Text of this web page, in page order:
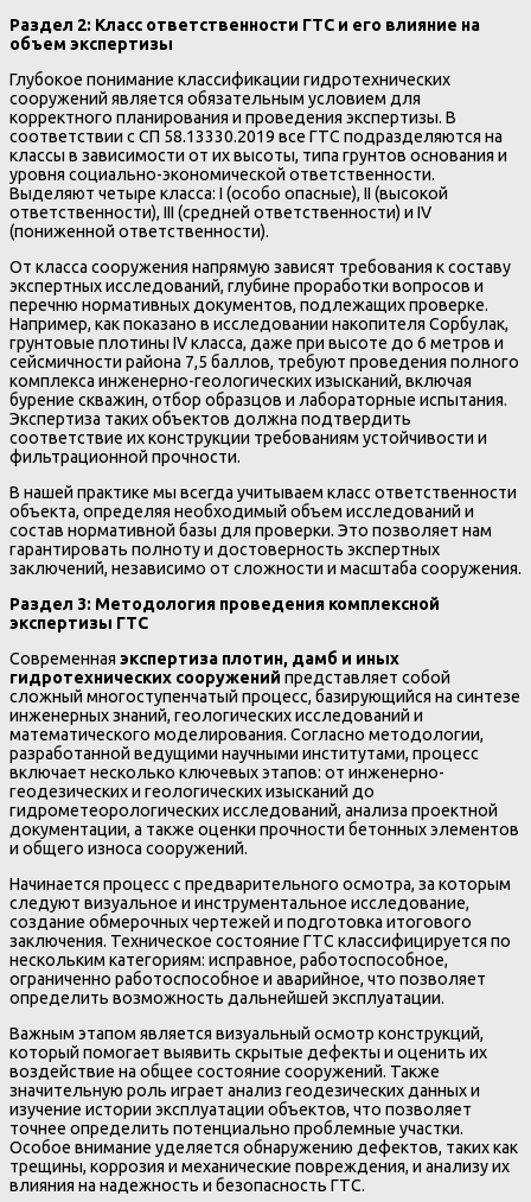
Раздел 2: Класс ответственности ГТС и его влияние на
объем экспертизы
Глубокое понимание классификации гидротехнических
сооружений является обязательным условием для
корректного планирования и проведения экспертизы. В
соответствии с СП 58.13330.2019 все ГТС подразделяются на
классы в зависимости от их высоты, типа грунтов основания и
уровня социально-экономической ответственности.
Выделяют четыре класса: I (особо опасные), II (высокой
ответственности), III (средней ответственности) и IV
(пониженной ответственности).
От класса сооружения напрямую зависят требования к составу
экспертных исследований, глубине проработки вопросов и
перечню нормативных документов, подлежащих проверке.
Например, как показано в исследовании накопителя Сорбулак,
грунтовые плотины IV класса, даже при высоте до 6 метров и
сейсмичности района 7,5 баллов, требуют проведения полного
комплекса инженерно-геологических изысканий, включая
бурение скважин, отбор образцов и лабораторные испытания.
Экспертиза таких объектов должна подтвердить
соответствие их конструкции требованиям устойчивости и
фильтрационной прочности.
В нашей практике мы всегда учитываем класс ответственности
объекта, определяя необходимый объем исследований и
состав нормативной базы для проверки. Это позволяет нам
гарантировать полноту и достоверность экспертных
заключений, независимо от сложности и масштаба сооружения.
Раздел 3: Методология проведения комплексной
экспертизы ГТС
Современная экспертиза плотин, дамб и иных
гидротехнических сооружений представляет собой
сложный многоступенчатый процесс, базирующийся на синтезе
инженерных знаний, геологических исследований и
математического моделирования. Согласно методологии,
разработанной ведущими научными институтами, процесс
включает несколько ключевых этапов: от инженерно-
геодезических и геологических изысканий до
гидрометеорологических исследований, анализа проектной
документации, а также оценки прочности бетонных элементов
и общего износа сооружений.
Начинается процесс с предварительного осмотра, за которым
следуют визуальное и инструментальное исследование,
создание обмерочных чертежей и подготовка итогового
заключения. Техническое состояние ГТС классифицируется по
нескольким категориям: исправное, работоспособное,
ограниченно работоспособное и аварийное, что позволяет
определить возможность дальнейшей эксплуатации.
Важным этапом является визуальный осмотр конструкций,
который помогает выявить скрытые дефекты и оценить их
воздействие на общее состояние сооружений. Также
значительную роль играет анализ геодезических данных и
изучение истории эксплуатации объектов, что позволяет
точнее определить потенциально проблемные участки.
Особое внимание уделяется обнаружению дефектов, таких как
трещины, коррозия и механические повреждения, и анализу их
влияния на надежность и безопасность ГТС.